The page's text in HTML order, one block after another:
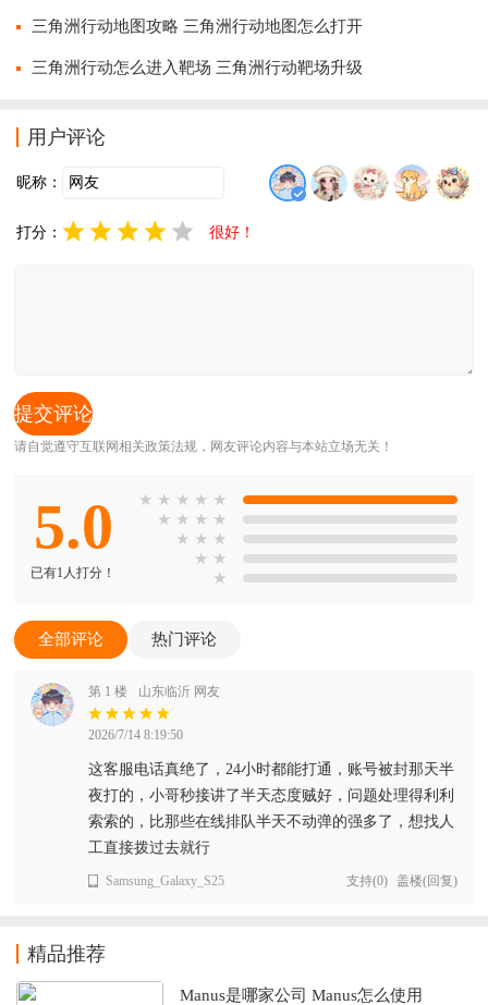
三角洲行动地图攻略 三角洲行动地图怎么打开
三角洲行动怎么进入靶场 三角洲行动靶场升级
用户评论
昵称：
打分： 很好！
请自觉遵守互联网相关政策法规，网友评论内容与本站立场无关！
5.0
已有1人打分！
★ ★ ★ ★ ★
★ ★ ★ ★
★ ★ ★
★ ★
★
全部评论 热门评论
第 1 楼 山东临沂 网友
2026/7/14 8:19:50
这客服电话真绝了，24小时都能打通，账号被封那天半
夜打的，小哥秒接讲了半天态度贼好，问题处理得利利
索索的，比那些在线排队半天不动弹的强多了，想找人
工直接拨过去就行
Samsung_Galaxy_S25 支持(0) 盖楼(回复)
精品推荐
Manus是哪家公司 Manus怎么使用